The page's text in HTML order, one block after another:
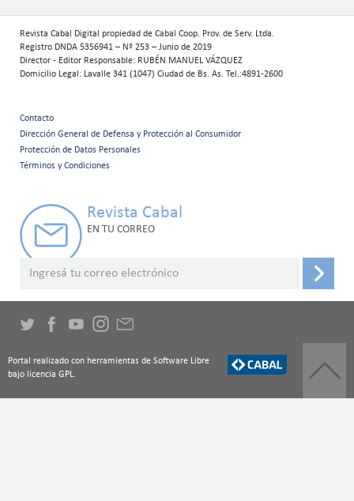
Revista Cabal Digital propiedad de Cabal Coop. Prov. de Serv. Ltda.
Registro DNDA 5356941 – Nº 253 – Junio de 2019
Director - Editor Responsable: RUBÉN MANUEL VÁZQUEZ
Domicilio Legal: Lavalle 341 (1047) Ciudad de Bs. As. Tel.:4891-2600
Menú
secundario
Contacto
Dirección General de Defensa y Protección al Consumidor
Protección de Datos Personales
Términos y Condiciones
Revista Cabal
EN TU CORREO
Portal realizado con herramientas de Software Libre
bajo licencia GPL.